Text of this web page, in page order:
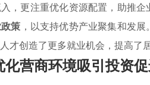
，更注重优化资源配置，助推
策 ，以支持优势产业聚集和发
才创造了更多就业机会，提高了
化营商环境吸引投资